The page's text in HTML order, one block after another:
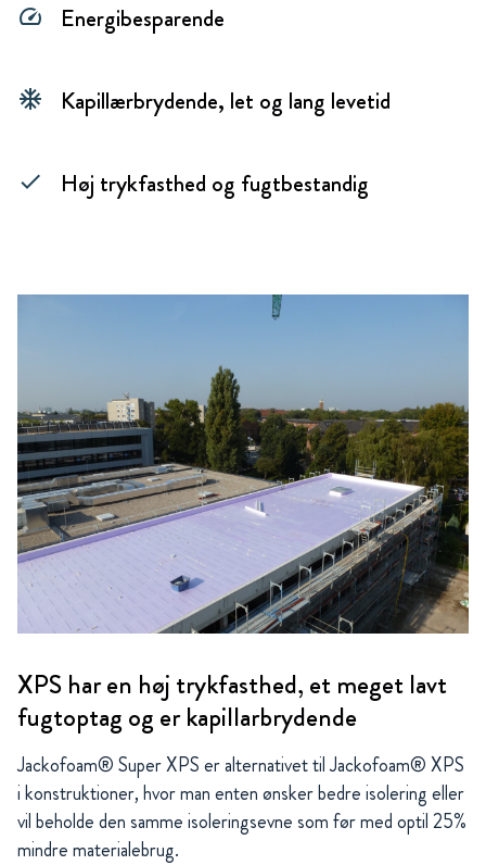
speed Energibesparende
ac_unit Kapillærbrydende, let og lang levetid
check Høj trykfasthed og fugtbestandig
XPS har en høj trykfasthed, et meget lavt
fugtoptag og er kapillarbrydende
Jackofoam® Super XPS er alternativet til Jackofoam® XPS
i konstruktioner, hvor man enten ønsker bedre isolering eller
vil beholde den samme isoleringsevne som før med optil 25%
mindre materialebrug.